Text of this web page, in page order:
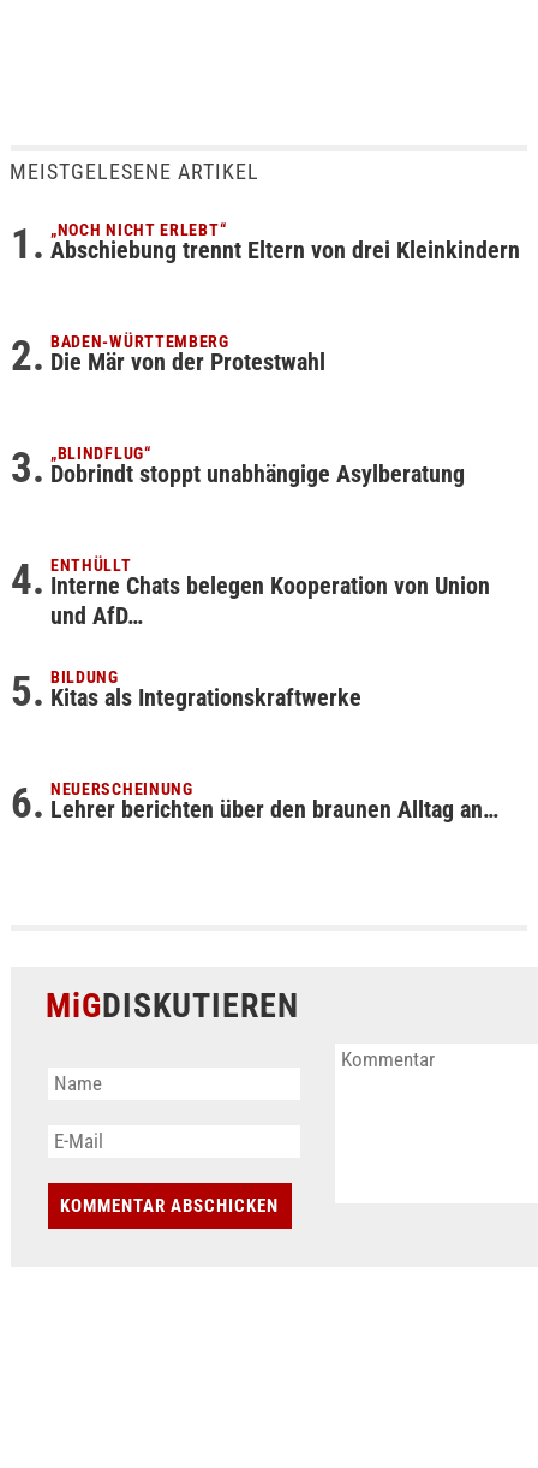
MEISTGELESENE ARTIKEL
„NOCH NICHT ERLEBT“
Abschiebung trennt Eltern von drei Kleinkindern
BADEN-WÜRTTEMBERG
Die Mär von der Protestwahl
„BLINDFLUG“
Dobrindt stoppt unabhängige Asylberatung
ENTHÜLLT
Interne Chats belegen Kooperation von Union
und AfD…
BILDUNG
Kitas als Integrationskraftwerke
NEUERSCHEINUNG
Lehrer berichten über den braunen Alltag an…
MiGDISKUTIEREN